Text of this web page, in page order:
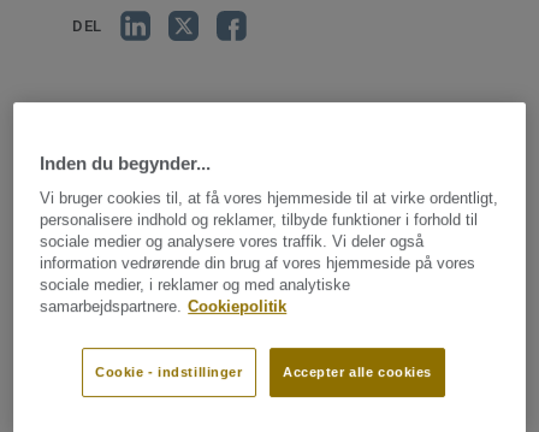
DEL
En ægte klassiker beholder sin originalitet med tiden. Det
homogene vinylgulv, iQ Optima, er originalen som bare
bliver bedre og bedre - en vaskeægte klassiker, som har
været designernes foretrukne valg i 30 år.
Oplev den suveræne modstandsdygtighed over for pletter
og kemikalier, takket være vores helt nye
overfladebehandling.
Inden du begynder...
Vi bruger cookies til, at få vores hjemmeside til at virke ordentligt,
personalisere indhold og reklamer, tilbyde funktioner i forhold til
sociale medier og analysere vores traffik. Vi deler også
information vedrørende din brug af vores hjemmeside på vores
sociale medier, i reklamer og med analytiske
samarbejdspartnere. Cookiepolitik
Accepter alle cookies
Cookie - indstillinger